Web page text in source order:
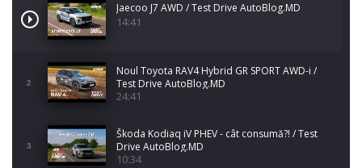
Jaecoo J7 AWD / Test Drive AutoBlog.MD
14:41
2
Noul Toyota RAV4 Hybrid GR SPORT AWD-i /
Test Drive AutoBlog.MD
24:41
3
Škoda Kodiaq iV PHEV - cât consumă?! / Test
Drive AutoBlog.MD
10:34